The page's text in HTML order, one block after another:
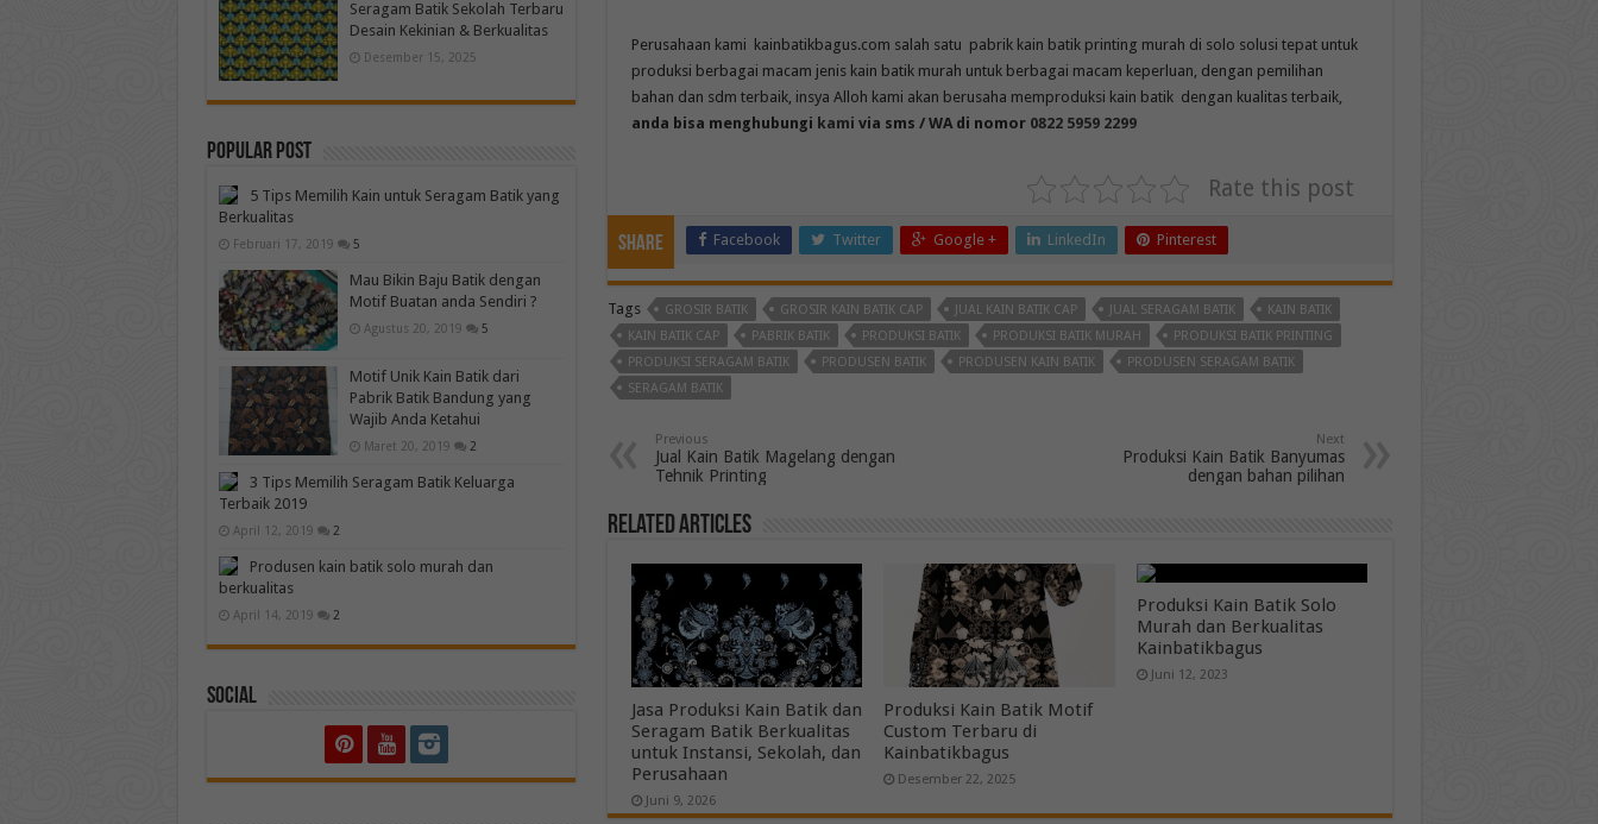
Perusahaan kami kainbatikbagus.com salah satu pabrik kain batik printing murah di solo solusi tepat untuk
produksi berbagai macam jenis kain batik murah untuk berbagai macam keperluan, dengan pemilihan
bahan dan sdm terbaik, insya Alloh kami akan berusaha memproduksi kain batik dengan kualitas terbaik,
anda bisa menghubungi kami via sms / WA di nomor 0822 5959 2299
Rate this post
Share Facebook Twitter Google + LinkedIn Pinterest
Tags GROSIR BATIK GROSIR KAIN BATIK CAP JUAL KAIN BATIK CAP JUAL SERAGAM BATIK
KAIN BATIK
KAIN BATIK CAP
PABRIK BATIK PRODUKSI BATIK PRODUKSI BATIK MURAH
PRODUKSI BATIK PRINTING
PRODUKSI SERAGAM BATIK
PRODUSEN BATIK PRODUSEN KAIN BATIK
PRODUSEN SERAGAM BATIK
SERAGAM BATIK
Previous
Jual Kain Batik Magelang dengan
Tehnik Printing
Next
Produksi Kain Batik Banyumas
dengan bahan pilihan
Related Articles
Jasa Produksi Kain Batik dan
Seragam Batik Berkualitas
untuk Instansi, Sekolah, dan
Perusahaan
Juni 9, 2026
Produksi Kain Batik Motif
Custom Terbaru di
Kainbatikbagus
Desember 22, 2025
Produksi Kain Batik Solo
Murah dan Berkualitas
Kainbatikbagus
Juni 12, 2023
Seragam Batik Sekolah Terbaru
Desain Kekinian & Berkualitas
Desember 15, 2025
Popular Post
5 Tips Memilih Kain untuk Seragam Batik yang
Berkualitas
Februari 17, 2019 5
Mau Bikin Baju Batik dengan
Motif Buatan anda Sendiri ?
Agustus 20, 2019 5
Motif Unik Kain Batik dari
Pabrik Batik Bandung yang
Wajib Anda Ketahui
Maret 20, 2019 2
3 Tips Memilih Seragam Batik Keluarga
Terbaik 2019
April 12, 2019 2
Produsen kain batik solo murah dan
berkualitas
April 14, 2019 2
Social